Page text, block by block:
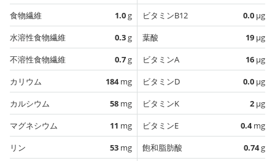
食物繊維
1.0g
水溶性食物繊維
0.3g
不溶性食物繊維
0.7g
カリウム
184mg
カルシウム
58 mg
マグネシウム
11 mg
リン
53 mg
ビタミンB12
0.0 µg
葉酸
19 µg
ビタミンA
16 µg
ビタミンD
0.0 µg
ビタミンK
2 µg
ビタミンE
0.4mg
飽和脂肪酸
0.74g